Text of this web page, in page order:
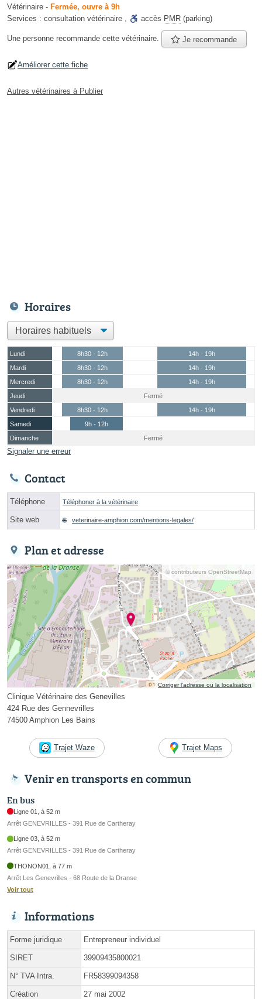
Vétérinaire - Fermée, ouvre à 9h
Services : consultation vétérinaire , accès PMR (parking)
Une personne recommande cette vétérinaire. Je recommande
Améliorer cette fiche
Autres vétérinaires à Publier
Horaires
Lundi 8h30 - 12h
14h - 19h
Mardi
8h30 - 12h
14h - 19h
Mercredi
8h30 - 12h
14h - 19h
Jeudi
Fermé
Vendredi
8h30 - 12h
14h - 19h
Samedi
9h - 12h
Dimanche
Fermé
Signaler une erreur
Contact
Téléphone Téléphoner à la vétérinaire
Site web veterinaire-amphion.com/mentions-legales/
Plan et adresse
© contributeurs OpenStreetMap
Corriger l’adresse ou la localisation
Clinique Vétérinaire des Genevilles
424 Rue des Gennevrilles
74500 Amphion Les Bains
Trajet Waze Trajet Maps
Venir en transports en commun
En bus
Ligne 01, à 52 m
Arrêt GENEVRILLES - 391 Rue de Cartheray
Ligne 03, à 52 m
Arrêt GENEVRILLES - 391 Rue de Cartheray
THONON01, à 77 m
Arrêt Les Genevrilles - 68 Route de la Dranse
Voir tout
Informations
Forme juridique Entrepreneur individuel
SIRET 39909435800021
N° TVA Intra. FR58399094358
Création 27 mai 2002